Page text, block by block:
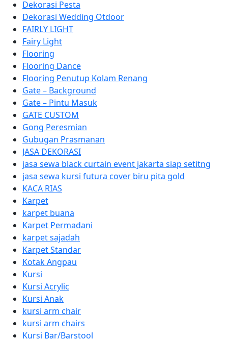
Dekorasi Pesta
Dekorasi Wedding Otdoor
FAIRLY LIGHT
Fairy Light
Flooring
Flooring Dance
Flooring Penutup Kolam Renang
Gate – Background
Gate – Pintu Masuk
GATE CUSTOM
Gong Peresmian
Gubugan Prasmanan
JASA DEKORASI
jasa sewa black curtain event jakarta siap setitng
jasa sewa kursi futura cover biru pita gold
KACA RIAS
Karpet
karpet buana
Karpet Permadani
karpet sajadah
Karpet Standar
Kotak Angpau
Kursi
Kursi Acrylic
Kursi Anak
kursi arm chair
kursi arm chairs
Kursi Bar/Barstool